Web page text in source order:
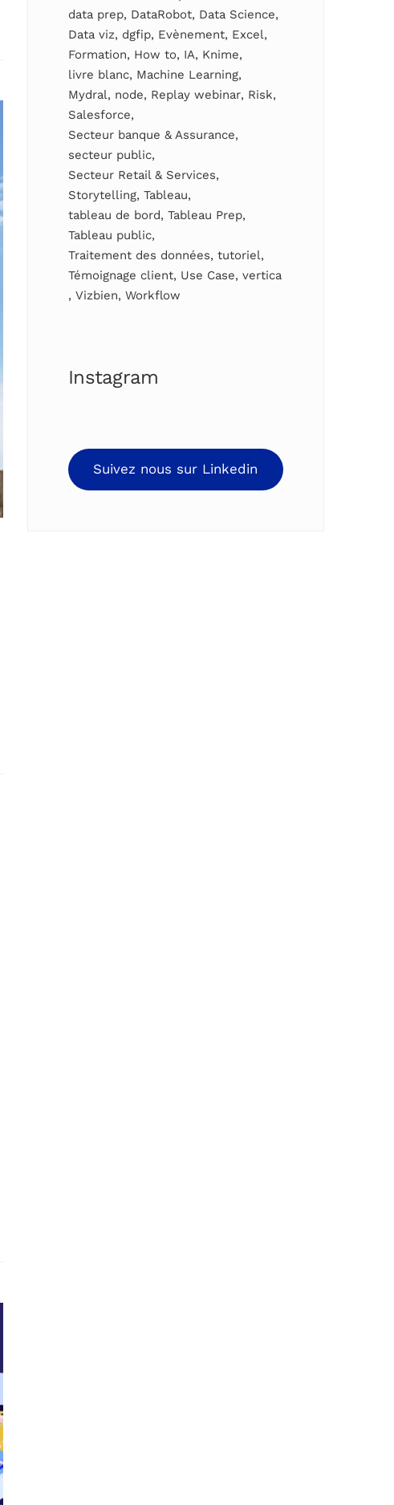
data prep, DataRobot, Data Science,
Data viz, dgfip, Evènement, Excel,
Formation, How to, IA, Knime,
livre blanc, Machine Learning,
Mydral, node, Replay webinar, Risk,
Salesforce,
Secteur banque & Assurance,
secteur public,
Secteur Retail & Services,
Storytelling, Tableau,
tableau de bord, Tableau Prep,
Tableau public,
Traitement des données, tutoriel,
Témoignage client, Use Case, vertica
, Vizbien, Workflow
Instagram
Suivez nous sur Linkedin